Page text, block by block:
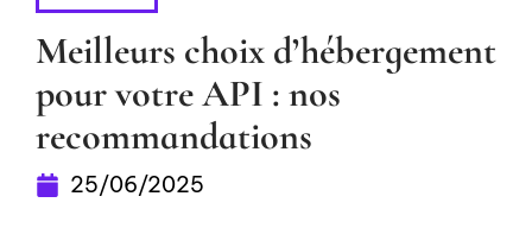
Meilleurs choix d’hébergement
pour votre API : nos
recommandations
25/06/2025